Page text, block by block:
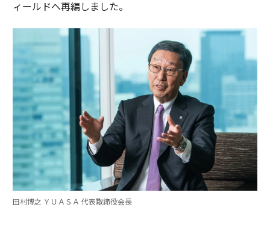
ィールドへ再編しました。
田村博之 ＹＵＡＳＡ 代表取締役会長